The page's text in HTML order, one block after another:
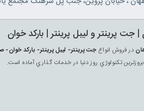
پرينتر و ليبل پرينتر | بارکد خوان
در فروش انواع جت پرينتر- ليبل پرينتر- بارکد
بروزترين تکنولوژي روز دنيا در خدمات گذاري آماده است.